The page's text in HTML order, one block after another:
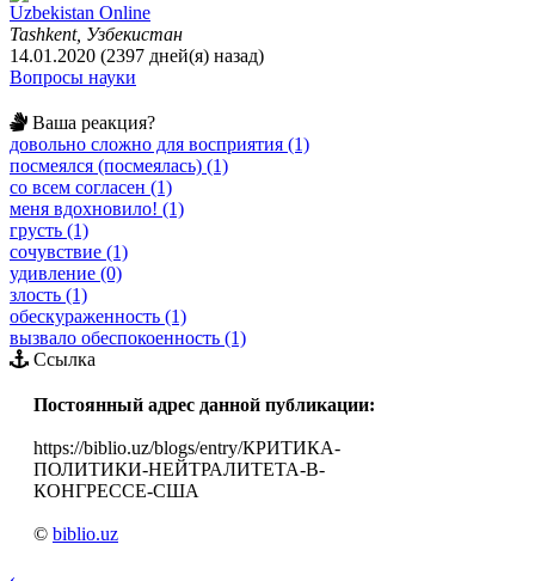
Uzbekistan Online
Tashkent, Узбекистан
14.01.2020 (2397 дней(я) назад)
Вопросы науки
Ваша реакция?
довольно сложно для восприятия (1)
посмеялся (посмеялась) (1)
со всем согласен (1)
меня вдохновило! (1)
грусть (1)
сочувствие (1)
удивление (0)
злость (1)
обескураженность (1)
вызвало обеспокоенность (1)
Ссылка
Постоянный адрес данной публикации:
https://biblio.uz/blogs/entry/КРИТИКА-
ПОЛИТИКИ-НЕЙТРАЛИТЕТА-В-
КОНГРЕССЕ-США
© biblio.uz